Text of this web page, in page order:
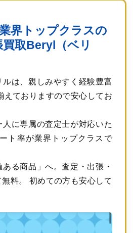
界トップクラスの
取Beryl（ベリ
は、親しみやすく経験豊富
えておりますので安心してお
人に専属の査定士が対応いた
ト率が業界トップクラスで
ある商品」へ。査定・出張・
料。 初めての方も安心して